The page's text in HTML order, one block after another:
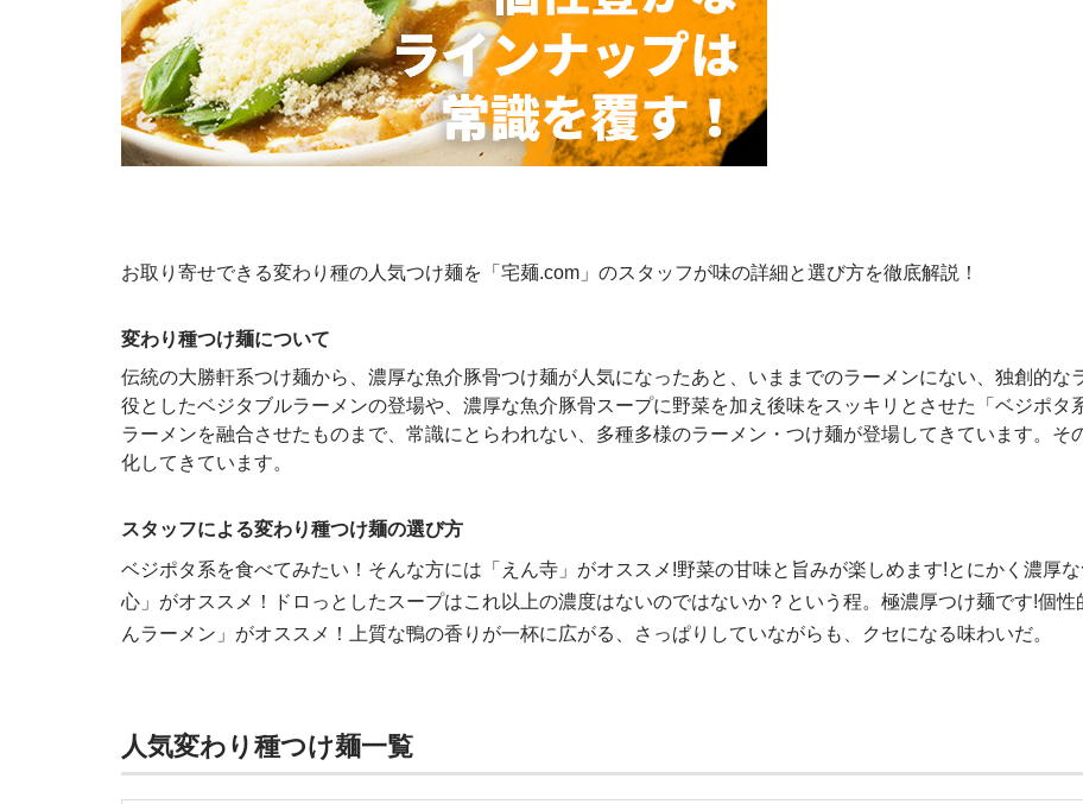
お取り寄せできる変わり種の人気つけ麺を「宅麺.com」のスタッフが味の詳細と選び方を徹底解説！
変わり種つけ麺について
伝統の大勝軒系つけ麺から、濃厚な魚介豚骨つけ麺が人気になったあと、いままでのラーメンにない、独創的
役としたベジタブルラーメンの登場や、濃厚な魚介豚骨スープに野菜を加え後味をスッキリとさせた「ベジポタ
ラーメンを融合させたものまで、常識にとらわれない、多種多様のラーメン・つけ麺が登場してきています。
化してきています。
スタッフによる変わり種つけ麺の選び方
ベジポタ系を食べてみたい！そんな方には「えん寺」がオススメ!野菜の甘味と旨みが楽しめます!とにかく濃厚
心」がオススメ！ドロっとしたスープはこれ以上の濃度はないのではないか？という程。極濃厚つけ麺です!個
んラーメン」がオススメ！上質な鴨の香りが一杯に広がる、さっぱりしていながらも、クセになる味わいだ。
人気変わり種つけ麺一覧